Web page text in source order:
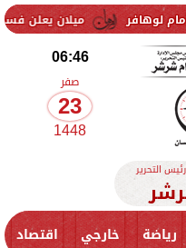
ميلان يعلن فسخ عقد
06:46
صفر
23
1448
التحرير
رياضة خارجي اقتصاد